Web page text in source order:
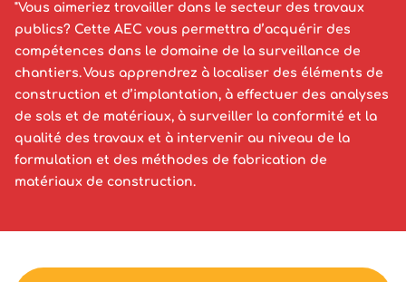
"Vous aimeriez travailler dans le secteur des travaux
publics? Cette AEC vous permettra d’acquérir des
compétences dans le domaine de la surveillance de
chantiers. Vous apprendrez à localiser des éléments de
construction et d’implantation, à effectuer des analyses
de sols et de matériaux, à surveiller la conformité et la
qualité des travaux et à intervenir au niveau de la
formulation et des méthodes de fabrication de
matériaux de construction.